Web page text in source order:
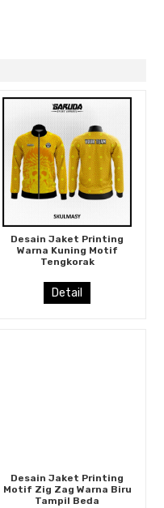
Desain Jaket Printing
Warna Kuning Motif
Tengkorak
Detail
Desain Jaket Printing
Motif Zig Zag Warna Biru
Tampil Beda